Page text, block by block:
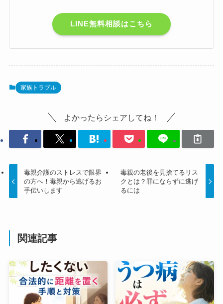
LINE無料相談はこちら
家族トラブル
よかったらシェアしてね！
毒親介護のストレスで限界
の方へ！毒親から逃げるお
手伝いします
毒親の老後を見捨てるリス
クとは？罪にならずに逃げ
るには
関連記事